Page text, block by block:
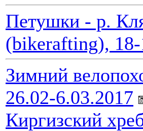
Петушки - р.
(bikerafting), 18-
Зимний
26.02-6.03.2017
Киргизский